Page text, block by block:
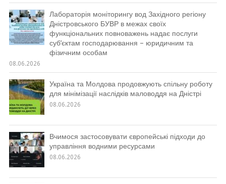
Лабораторія моніторингу вод Західного регіону
Дністровського БУВР в межах своїх
функціональних повноважень надає послуги
суб’єктам господарювання – юридичним та
фізичним особам
08.06.2026
Україна та Молдова продовжують спільну роботу
для мінімізації наслідків маловоддя на Дністрі
08.06.2026
Вчимося застосовувати європейські підходи до
управління водними ресурсами
08.06.2026